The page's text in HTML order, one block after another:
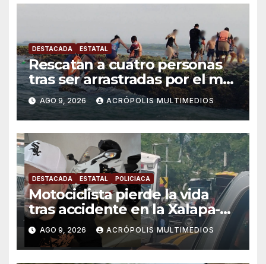
DESTACADA ESTATAL
Rescatan a cuatro personas
tras ser arrastradas por el mar
en Chachalacas
AGO 9, 2026 ACRÓPOLIS MULTIMEDIOS
DESTACADA ESTATAL POLICIACA
Motociclista pierde la vida
tras accidente en la Xalapa-
Veracruz
AGO 9, 2026 ACRÓPOLIS MULTIMEDIOS